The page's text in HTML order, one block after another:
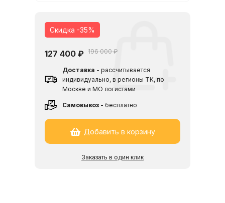
Скидка -35%
127 400 ₽ 196 000 ₽
Доставка - рассчитывается
индивидуально, в регионы ТК, по
Москве и МО логистами
Cамовывоз - бесплатно
Добавить в корзину
Заказать в один клик